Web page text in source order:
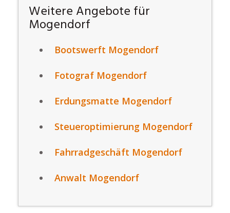
Weitere Angebote für
Mogendorf
Bootswerft Mogendorf
Fotograf Mogendorf
Erdungsmatte Mogendorf
Steueroptimierung Mogendorf
Fahrradgeschäft Mogendorf
Anwalt Mogendorf